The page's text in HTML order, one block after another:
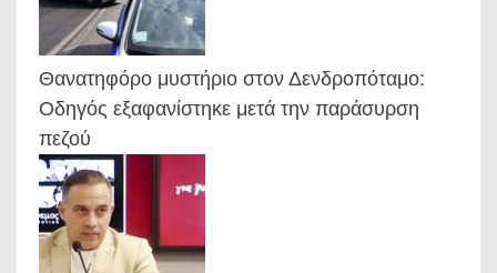
Θανατηφόρο μυστήριο στον Δενδροπόταμο:
Οδηγός εξαφανίστηκε μετά την παράσυρση
πεζού